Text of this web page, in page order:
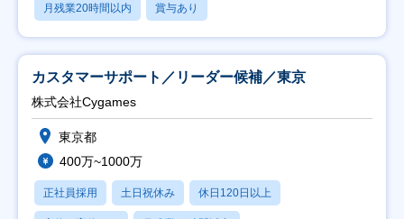
月残業20時間以内 賞与あり
カスタマーサポート／リーダー候補／東京
株式会社Cygames
東京都
400万~1000万
正社員採用 土日祝休み 休日120日以上